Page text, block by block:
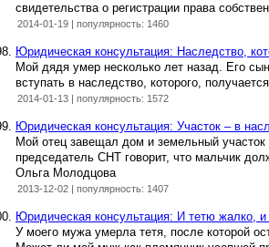
свидетельства о регистрации права
2014-01-19 | популярность: 1460
Юридическая консультация: Наследство,
Мой дядя умер несколько лет назад. Его
вступать в наследство, которого,
2014-01-13 | популярность: 1572
Юридическая консультация: Участок – в
Мой отец завещал дом и земельный
председатель СНТ говорит, что мальчик
Ольга Молодцова
2013-12-02 | популярность: 1407
Юридическая консультация: И тетю жалко,
У моего мужа умерла тетя, после которой